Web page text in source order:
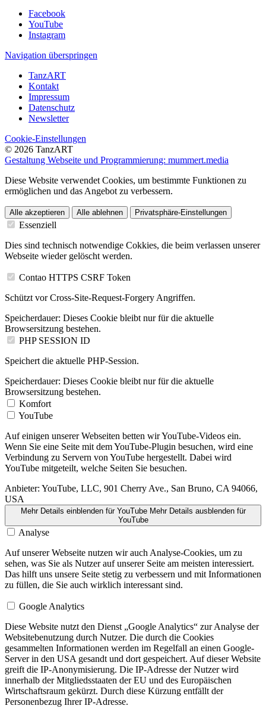
Facebook
YouTube
Instagram
Navigation überspringen
TanzART
Kontakt
Impressum
Datenschutz
Newsletter
Cookie-Einstellungen
© 2026 TanzART
Gestaltung Webseite und Programmierung: mummert.media
Diese Website verwendet Cookies, um bestimmte Funktionen zu
ermöglichen und das Angebot zu verbessern.
Alle akzeptieren Alle ablehnen Privatsphäre-Einstellungen
Essenziell
Dies sind technisch notwendige Cokkies, die beim verlassen unserer
Webseite wieder gelöscht werden.
Contao HTTPS CSRF Token
Schützt vor Cross-Site-Request-Forgery Angriffen.
Speicherdauer: Dieses Cookie bleibt nur für die aktuelle
Browsersitzung bestehen.
PHP SESSION ID
Speichert die aktuelle PHP-Session.
Speicherdauer: Dieses Cookie bleibt nur für die aktuelle
Browsersitzung bestehen.
Komfort
YouTube
Auf einigen unserer Webseiten betten wir YouTube-Videos ein.
Wenn Sie eine Seite mit dem YouTube-Plugin besuchen, wird eine
Verbindung zu Servern von YouTube hergestellt. Dabei wird
YouTube mitgeteilt, welche Seiten Sie besuchen.
Anbieter: YouTube, LLC, 901 Cherry Ave., San Bruno, CA 94066,
USA
Mehr Details einblendenfür YouTube Mehr Details ausblendenfür
YouTube
Analyse
Auf unserer Webseite nutzen wir auch Analyse-Cookies, um zu
sehen, was Sie als Nutzer auf unserer Seite am meisten interessiert.
Das hilft uns unsere Seite stetig zu verbessern und mit Informationen
zu füllen, die Sie auch wirklich interessant sind.
Google Analytics
Diese Website nutzt den Dienst „Google Analytics“ zur Analyse der
Websitebenutzung durch Nutzer. Die durch die Cookies
gesammelten Informationen werden im Regelfall an einen Google-
Server in den USA gesandt und dort gespeichert. Auf dieser Website
greift die IP-Anonymisierung. Die IP-Adresse der Nutzer wird
innerhalb der Mitgliedsstaaten der EU und des Europäischen
Wirtschaftsraum gekürzt. Durch diese Kürzung entfällt der
Personenbezug Ihrer IP-Adresse.